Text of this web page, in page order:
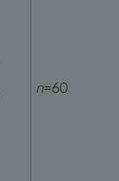
n=60